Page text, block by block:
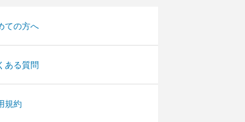
ての方へ
ある質問
規約